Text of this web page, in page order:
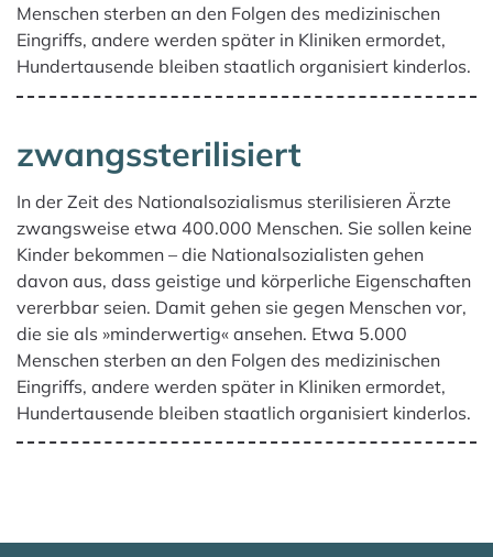
Menschen sterben an den Folgen des medizinischen
Eingriffs, andere werden später in Kliniken ermordet,
Hundertausende bleiben staatlich organisiert kinderlos.
zwangssterilisiert
In der Zeit des Nationalsozialismus sterilisieren Ärzte
zwangsweise etwa 400.000 Menschen. Sie sollen keine
Kinder bekommen – die Nationalsozialisten gehen
davon aus, dass geistige und körperliche Eigenschaften
vererbbar seien. Damit gehen sie gegen Menschen vor,
die sie als »minderwertig« ansehen. Etwa 5.000
Menschen sterben an den Folgen des medizinischen
Eingriffs, andere werden später in Kliniken ermordet,
Hundertausende bleiben staatlich organisiert kinderlos.